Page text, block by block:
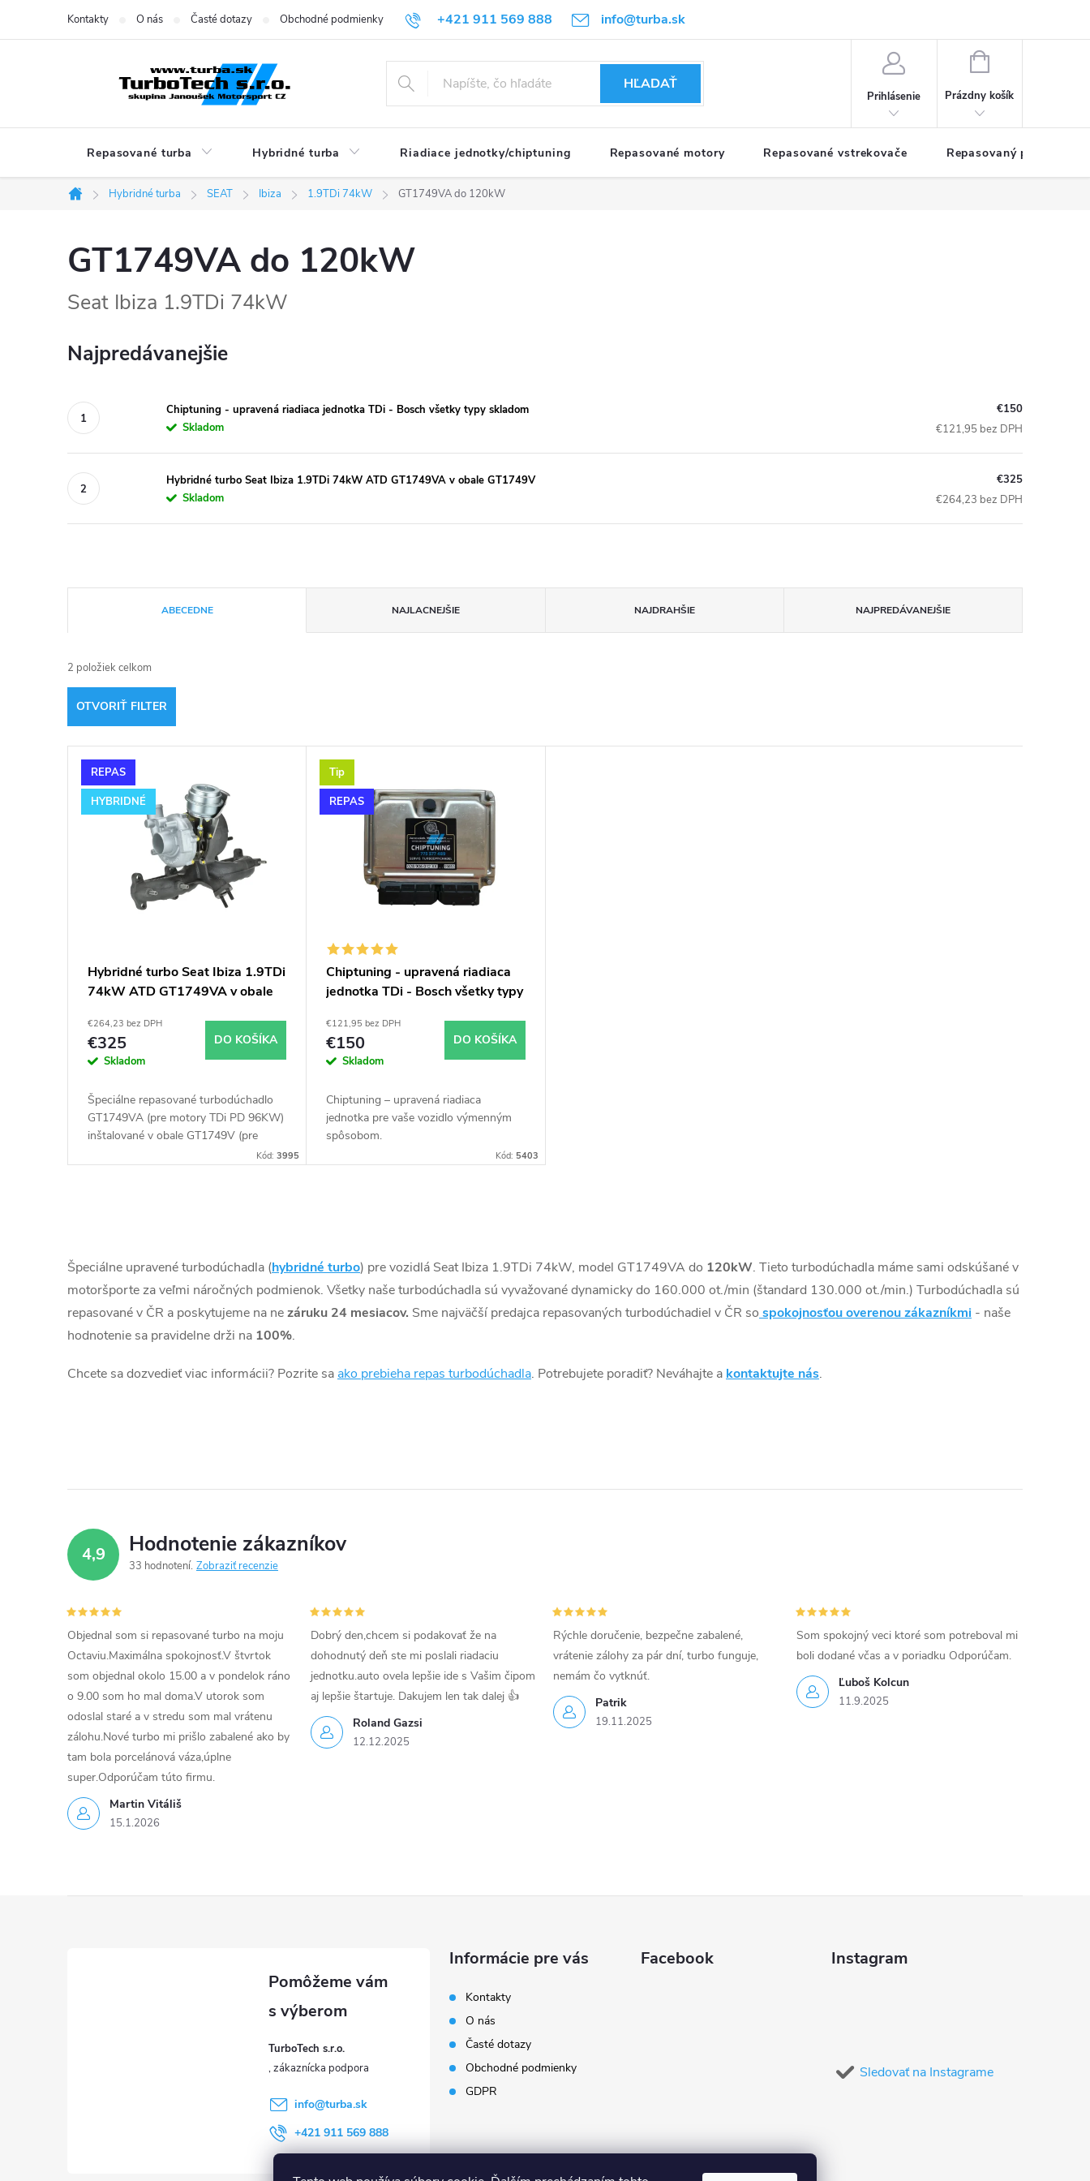
+421 911 569 888 info@turba.sk
Kontakty O nás Časté dotazy Obchodné podmienky GDPR
HĽADAŤ
Prihlásenie
NÁKUPNÝ
Prázdny košík
Repasované turba Hybridné turba Riadiace jednotky/chiptuning Repasované motory Repasované vstrekovače Repasovaný pohon TDM
Domov
Hybridné turba SEAT Ibiza 1.9TDi 74kW GT1749VA do 120kW
GT1749VA do 120kW
Seat Ibiza 1.9TDi 74kW
Najpredávanejšie
Chiptuning - upravená riadiaca jednotka TDi - Bosch všetky typy skladom
Skladom
€150
€121,95 bez DPH
Hybridné turbo Seat Ibiza 1.9TDi 74kW ATD GT1749VA v obale GT1749V
Skladom
€325
€264,23 bez DPH
a
d
e
n
o
ABECEDNE NAJLACNEJŠIE NAJDRAHŠIE NAJPREDÁVANEJŠIE
2 položiek celkom
OTVORIŤ FILTER
V
ý
k
o
v
REPAS
HYBRIDNÉ
Hybridné turbo Seat Ibiza 1.9TDi
74kW ATD GT1749VA v obale
€264,23 bez DPH
€325
Skladom
DO KOŠÍKA
Špeciálne repasované turbodúchadlo
GT1749VA (pre motory TDi PD 96KW)
inštalované v obale GT1749V (pre
motory TDi 66-85KW). Vhodné najmä
Kód:3995
Tip
REPAS
Chiptuning - upravená riadiaca
jednotka TDi - Bosch všetky typy
€121,95 bez DPH
€150
Skladom
DO KOŠÍKA
Chiptuning – upravená riadiaca
jednotka pre vaše vozidlo výmenným
spôsobom.
Kód: 5403
v
l
á
a
e
r
v
k
y
v
ý
p
i
s
Špeciálne upravené turbodúchadla (hybridné turbo) pre vozidlá Seat Ibiza 1.9TDi 74kW, model GT1749VA do 120kW. Tieto turbodúchadla máme sami odskúšané v
motoršporte za veľmi náročných podmienok. Všetky naše turbodúchadla sú vyvažované dynamicky do 160.000 ot./min (štandard 130.000 ot./min.) Turbodúchadla sú
repasované v ČR a poskytujeme na nezáruku 24 mesiacov. Sme najväčší predajca repasovaných turbodúchadiel v ČR so spokojnosťou overenou zákazníkmi - naše
hodnotenie sa pravidelne drži na 100%.
Chcete sa dozvedieť viac informácii? Pozrite sa ako prebieha repas turbodúchadla. Potrebujete poradiť? Neváhajte a kontaktujte nás.
4,9 Hodnotenie zákazníkov
33 hodnotení Zobraziť recenzie
Martin Vitáliš
15.1.2026
Objednal som si repasované turbo na moju
Octaviu.Maximálna spokojnosť.V štvrtok
som objednal okolo 15.00 a v pondelok ráno
o 9.00 som ho mal doma.V utorok som
odoslal staré a v stredu som mal vrátenu
zálohu.Nové turbo mi prišlo zabalené ako by
tam bola porcelánová váza,úplne
super.Odporúčam túto firmu.
Roland Gazsi
12.12.2025
Dobrý den,chcem si podakovať že na
dohodnutý deň ste mi poslali riadaciu
jednotku.auto ovela lepšie ide s Vašim čipom
aj lepšie štartuje. Dakujem len tak dalej 👍
Patrik
19.11.2025
Rýchle doručenie, bezpečne zabalené,
vrátenie zálohy za pár dní, turbo funguje,
nemám čo vytknúť.
Ľuboš Kolcun
11.9.2025
Som spokojný veci ktoré som potreboval mi
boli dodané včas a v poriadku Odporúčam.
TurboTech s.r.o.
info@turba.sk
+421 911 569 888
Informácie pre vás
Kontakty
O nás
Časté dotazy
Obchodné podmienky
GDPR
Facebook Instagram
Sledovať na Instagrame